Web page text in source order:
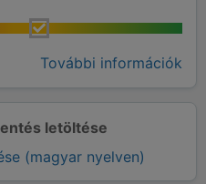
További információk
letöltése
(magyar nyelven)